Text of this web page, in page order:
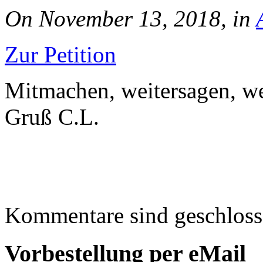
On November 13, 2018, in
Zur Petition
Mitmachen, weitersagen,
Gruß C.L.
Kommentare sind
Vorbestellung per eMail